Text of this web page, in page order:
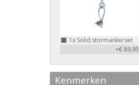
1x Solid stormankerset
+€ 89,95
Kenmerken